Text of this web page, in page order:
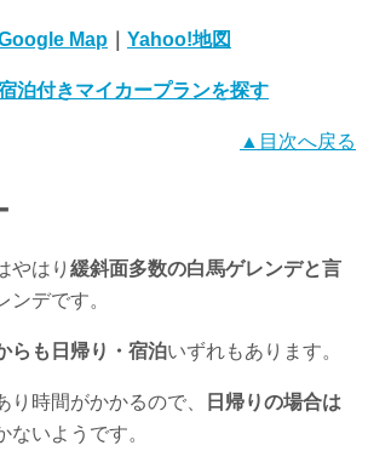
Map Yahoo!地図
泊付きマイカープランを探す
▲目次へ戻る
やはり 緩斜面多数の白馬ゲレンデと言
ンデです。
らも日帰り・宿泊いずれもあります。
り時間がかかるので、
日帰りの場合は
ないようです。